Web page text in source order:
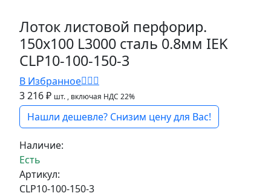
Лоток листовой перфорир.
150х100 L3000 сталь 0.8мм IEK
CLP10-100-150-3
В Избранное
3 216 ₽ шт. , включая НДС 22%
Нашли дешевле? Снизим цену для Вас!
Наличие:
Есть
Артикул:
CLP10-100-150-3